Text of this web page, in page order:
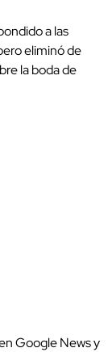
a las
eliminó de
la boda de
Google News y